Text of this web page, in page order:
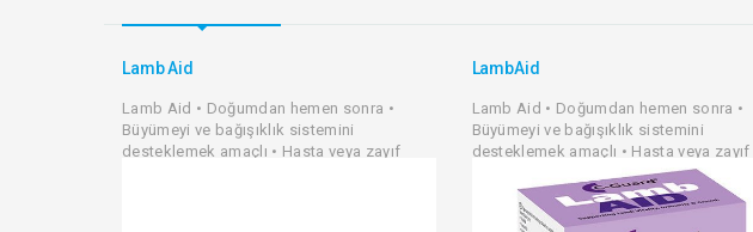
Lamb Aid
Lamb Aid • Doğumdan hemen sonra •
Büyümeyi ve bağışıklık sistemini
desteklemek amaçlı • Hasta veya zayıf
LambAid
Lamb Aid • Doğumdan hemen sonra •
Büyümeyi ve bağışıklık sistemini
desteklemek amaçlı • Hasta veya zayıf
kuzuların tedavisini desteklemek amaçlı